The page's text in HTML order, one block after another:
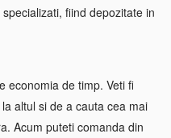
fiind depozitate in
economia de timp. Veti fi
altul si de a cauta cea mai
Acum puteti comanda din